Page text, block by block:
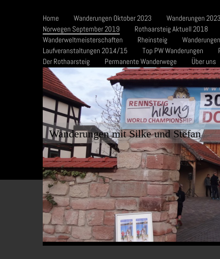
Home Wanderungen Oktober 2023
Wanderungen
Norwegen September 2019
Rothaarsteig Aktuell 2018
Wanderweltmeisterschaften
Rheinsteig
Laufveranstaltungen 2014/15
Top PW Wanderungen
Der Rothaarsteig
Permanente Wanderwege Über uns
Wanderungen mit Silke und Stefan